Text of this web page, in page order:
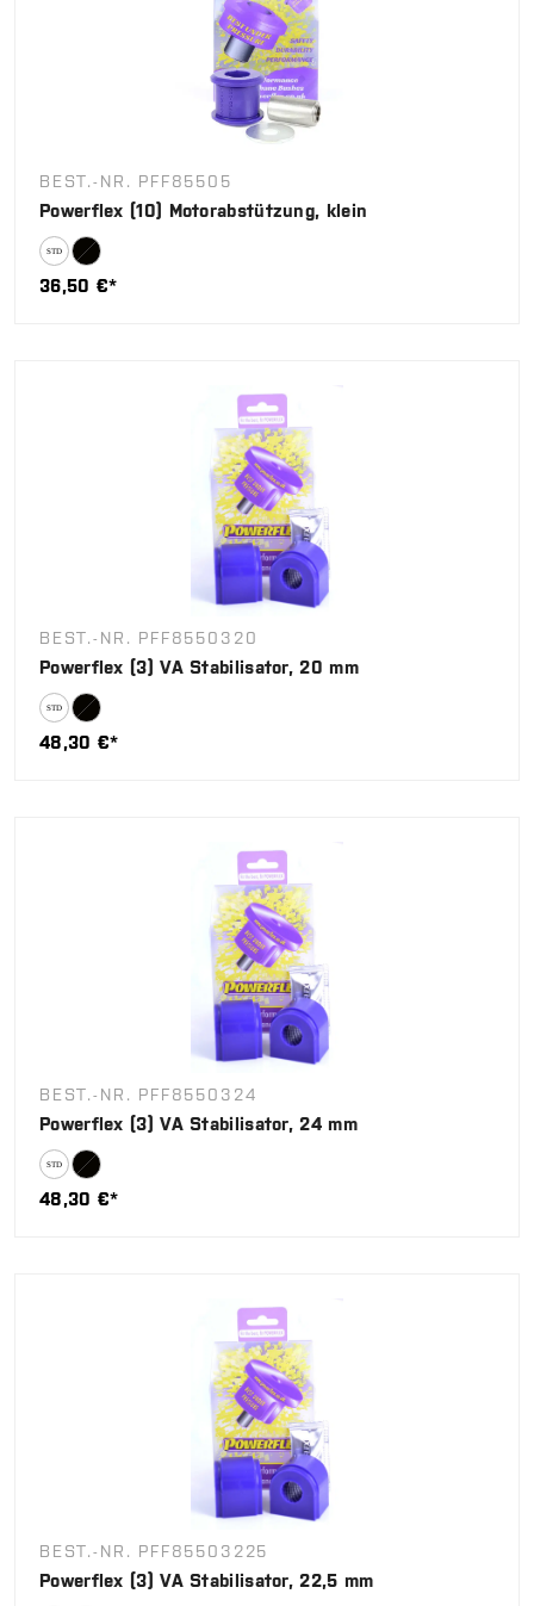
BEST.-NR. PFF85505
Powerflex (10) Motorabstützung, klein
36,50 €*
BEST.-NR. PFF8550320
Powerflex (3) VA Stabilisator, 20 mm
48,30 €*
BEST.-NR. PFF8550324
Powerflex (3) VA Stabilisator, 24 mm
48,30 €*
BEST.-NR. PFF85503225
Powerflex (3) VA Stabilisator, 22,5 mm